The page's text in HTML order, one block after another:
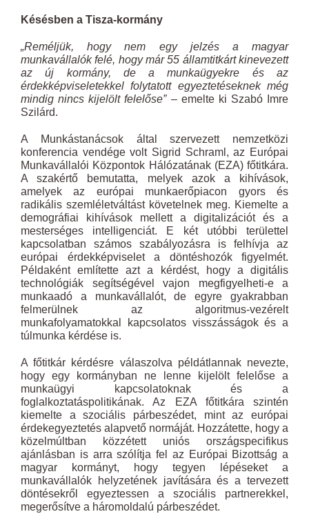
Késésben a Tisza-kormány
„Reméljük, hogy nem egy jelzés a magyar
munkavállalók felé, hogy már 55 államtitkárt kinevezett
az új kormány, de a munkaügyekre és az
érdekképviseletekkel folytatott egyeztetéseknek még
mindig nincs kijelölt felelőse”– emelte ki Szabó Imre
Szilárd.
A Munkástanácsok által szervezett nemzetközi
konferencia vendége volt Sigrid Schraml, az Európai
Munkavállalói Központok Hálózatának (EZA) főtitkára.
A szakértő bemutatta, melyek azok a kihívások,
amelyek az európai munkaerőpiacon gyors és
radikális szemléletváltást követelnek meg. Kiemelte a
demográfiai kihívások mellett a digitalizációt és a
mesterséges intelligenciát. E két utóbbi területtel
kapcsolatban számos szabályozásra is felhívja az
európai érdekképviselet a döntéshozók figyelmét.
Példaként említette azt a kérdést, hogy a digitális
technológiák segítségével vajon megfigyelheti-e a
munkaadó a munkavállalót, de egyre gyakrabban
felmerülnek az algoritmus-vezérelt
munkafolyamatokkal kapcsolatos visszásságok és a
túlmunka kérdése is.
A főtitkár kérdésre válaszolva példátlannak nevezte,
hogy egy kormányban ne lenne kijelölt felelőse a
munkaügyi kapcsolatoknak és a
foglalkoztatáspolitikának. Az EZA főtitkára szintén
kiemelte a szociális párbeszédet, mint az európai
érdekegyeztetés alapvető normáját. Hozzátette, hogy a
közelmúltban közzétett uniós országspecifikus
ajánlásban is arra szólítja fel az Európai Bizottság a
magyar kormányt, hogy tegyen lépéseket a
munkavállalók helyzetének javítására és a tervezett
döntésekről egyeztessen a szociális partnerekkel,
megerősítve a háromoldalú párbeszédet.